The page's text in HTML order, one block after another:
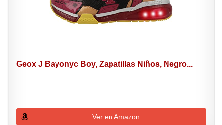
Geox J Bayonyc Boy, Zapatillas Niños, Negro...
Ver en Amazon